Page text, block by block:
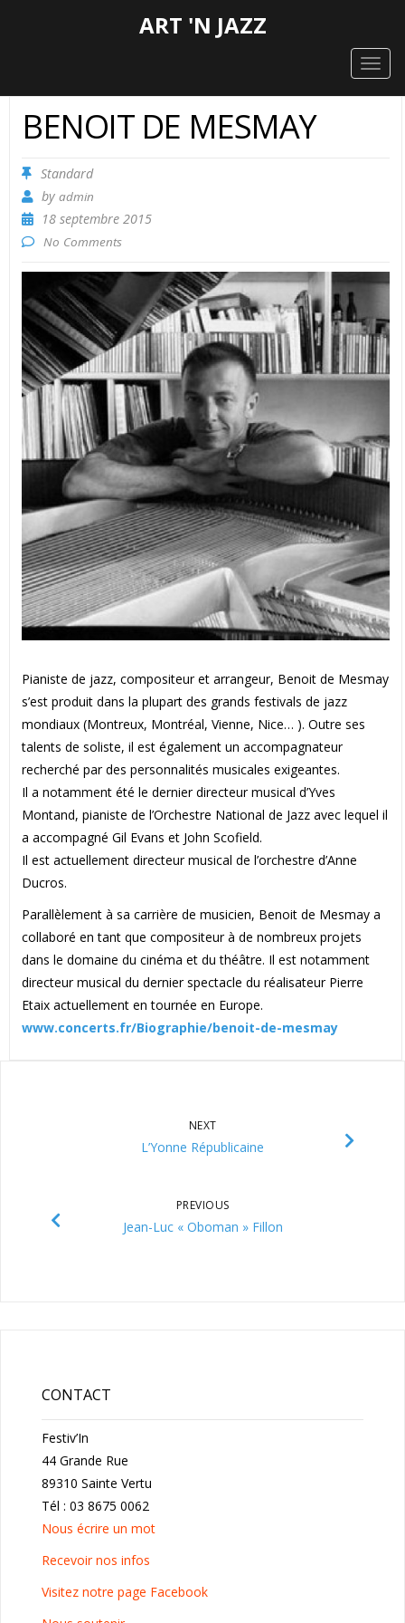
ART 'N JAZZ
BENOIT DE MESMAY
Standard
by admin
18 septembre 2015
No Comments
Pianiste de jazz, compositeur et arrangeur, Benoit de Mesmay
s’est produit dans la plupart des grands festivals de jazz
mondiaux (Montreux, Montréal, Vienne, Nice… ). Outre ses
talents de soliste, il est également un accompagnateur
recherché par des personnalités musicales exigeantes.
Il a notamment été le dernier directeur musical d’Yves
Montand, pianiste de l’Orchestre National de Jazz avec lequel il
a accompagné Gil Evans et John Scofield.
Il est actuellement directeur musical de l’orchestre d’Anne
Ducros.
Parallèlement à sa carrière de musicien, Benoit de Mesmay a
collaboré en tant que compositeur à de nombreux projets
dans le domaine du cinéma et du théâtre. Il est notamment
directeur musical du dernier spectacle du réalisateur Pierre
Etaix actuellement en tournée en Europe.
www.concerts.fr/Biographie/benoit-de-mesmay
NEXT
L’Yonne Républicaine
PREVIOUS
Jean-Luc « Oboman » Fillon
CONTACT
Festiv’In
44 Grande Rue
89310 Sainte Vertu
Tél : 03 8675 0062
Nous écrire un mot
Recevoir nos infos
Visitez notre page Facebook